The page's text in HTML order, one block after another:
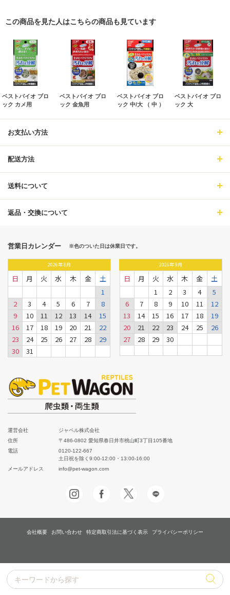
この商品を見た人はこちらの商品も見ています
ベストバイオ ブロ
ック カメ用
ベストバイオ ブロ
ック 金魚用
ベストバイオ ブロ
ック 中/大 （ 中 ）
ベストバイオ ブロ
ック 大
お支払い方法
配送方法
送料について
返品・交換について
営業日カレンダー ※色のついた日は休業日です。
2026年8月
日 月 火 水 木 金
土
1
2
3 4 5 6 7
8
9
10 11 12 13 14
15
16
17 18 19 20 21
22
23
24 25 26 27 28
29
30
31
2026年9月
日 月 火 水 木 金
土
1
2 3 4
5
6
7 8 9 10 11
12
13
14 15 16 17 18
19
20
21 22 23 24 25
26
27
28 29 30
運営会社
ジャペル株式会社
住所
〒486-0802 愛知県春日井市桃山町3丁目105番地
電話
0120-122-667
土日祝を除く9:00-12:00・13:00-16:00
メールアドレス
info@pet-wagon.com
会社概要 お問い合わせ 特定商取引法に基づく表示 プライバシーポリシー
キーワードから探す
キーワードから探す